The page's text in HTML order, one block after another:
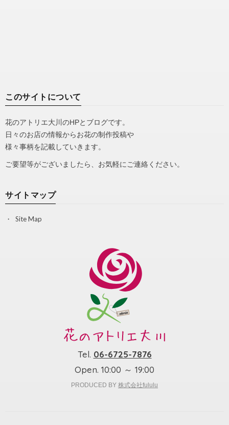
このサイトについて
花のアトリエ大川のHPとブログです。
日々のお店の情報からお花の制作投稿や
様々事柄を記載していきます。
ご要望等がございましたら、お気軽にご連絡ください。
サイトマップ
Site Map
Tel. 06-6725-7876
Open. 10:00 ～ 19:00
PRODUCED BY 株式会社fululu